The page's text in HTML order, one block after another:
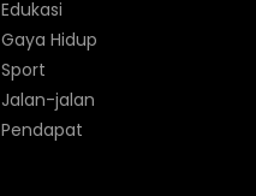
Edukasi
Gaya Hidup
Sport
Jalan-jalan
Pendapat